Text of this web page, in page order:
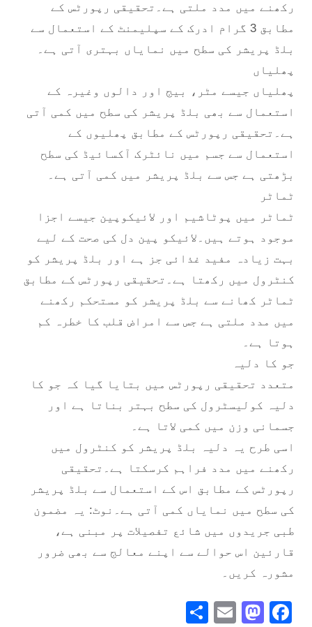
رکھنے میں مدد ملتی ہے۔تحقیقی رپورٹس کے
مطابق 3 گرام ادرک کے سپلیمنٹ کے استعمال سے
بلڈ پریشر کی سطح میں نمایاں بہتری آتی ہے۔
پھلیاں
پھلیاں جیسے مٹر، بیج اور دالوں وغیرہ کے
استعمال سے بھی بلڈ پریشر کی سطح میں کمی آتی
ہے۔تحقیقی رپورٹس کے مطابق پھلیوں کے
استعمال سے جسم میں نائٹرک آکسائیڈ کی سطح
بڑھتی ہے جس سے بلڈ پریشر میں کمی آتی ہے۔
ٹماٹر
ٹماٹر میں پوٹاشیم اور لائیکوپین جیسے اجزا
موجود ہوتے ہیں۔لائیکو پین دل کی صحت کے لیے
بہت زیادہ مفید غذائی جز ہے اور بلڈ پریشر کو
کنٹرول میں رکھتا ہے۔تحقیقی رپورٹس کے مطابق
ٹماٹر کھانے سے بلڈ پریشر کو مستحکم رکھنے
میں مدد ملتی ہے جس سے امراض قلب کا خطرہ کم
ہوتا ہے۔
جو کا دلیہ
متعدد تحقیقی رپورٹس میں بتایا گیا کہ جو کا
دلیہ کولیسٹرول کی سطح بہتر بناتا ہے اور
جسمانی وزن میں کمی لاتا ہے۔
اسی طرح یہ دلیہ بلڈ پریشر کو کنٹرول میں
رکھنے میں مدد فراہم کرسکتا ہے۔تحقیقی
رپورٹس کے مطابق اس کے استعمال سے بلڈ پریشر
کی سطح میں نمایاں کمی آتی ہے۔نوٹ: یہ مضمون
طبی جریدوں میں شائع تفصیلات پر مبنی ہے،
قارئین اس حوالے سے اپنے معالج سے بھی ضرور
مشورہ کریں۔
Facebook
Mastodon
Email